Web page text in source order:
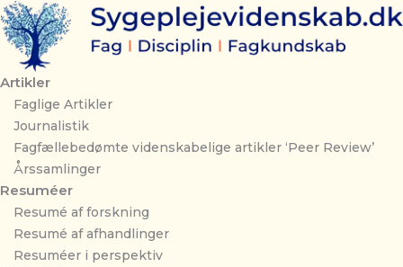
Gå
til
indholdet
Artikler
Faglige Artikler
Journalistik
Fagfællebedømte videnskabelige artikler ‘Peer Review’
Årssamlinger
Resuméer
Resumé af forskning
Resumé af afhandlinger
Resuméer i perspektiv